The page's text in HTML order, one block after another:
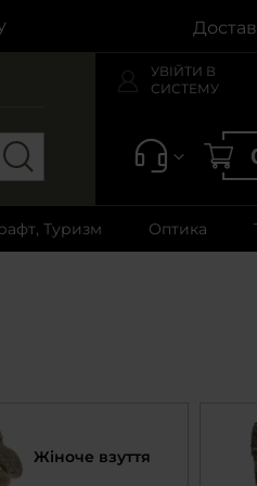
УВІЙТИ В
СИСТЕМУ
Туризм Оптика
Жіноче взуття